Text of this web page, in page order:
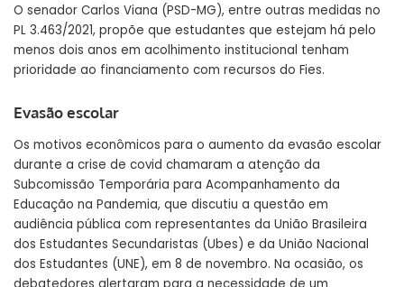
O senador Carlos Viana (PSD-MG), entre outras medidas no
PL 3.463/2021, propõe que estudantes que estejam há pelo
menos dois anos em acolhimento institucional tenham
prioridade ao financiamento com recursos do Fies.
Evasão escolar
Os motivos econômicos para o aumento da evasão escolar
durante a crise de covid chamaram a atenção da
Subcomissão Temporária para Acompanhamento da
Educação na Pandemia, que discutiu a questão em
audiência pública com representantes da União Brasileira
dos Estudantes Secundaristas (Ubes) e da União Nacional
dos Estudantes (UNE), em 8 de novembro. Na ocasião, os